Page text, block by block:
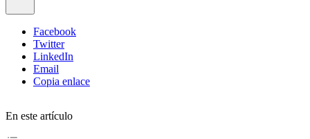
Facebook
Twitter
LinkedIn
Email
Copia enlace
En este artículo